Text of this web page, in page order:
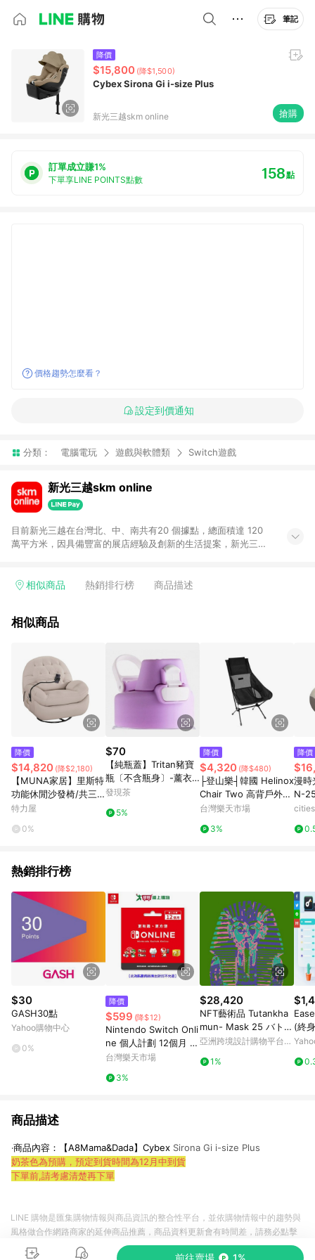
筆記
降價
$15,800 (降$1,500)
Cybex Sirona Gi i-size Plus
新光三越skm online 搶購
訂單成立賺1%
下單享LINE POINTS點數 158點
價格趨勢怎麼看？
設定到價通知
分類： 電腦電玩 遊戲與軟體類 Switch遊戲
新光三越skm online
目前新光三越在台灣北、中、南共有20 個據點，總面積達 120
萬平方米，因具備豐富的展店經驗及創新的生活提案，新光三越
理念不斷向前邁進，並善盡企業社會責任，為人們帶來更愉悅美
相似商品 熱銷排行榜 商品描述
相似商品
降價
$14,820 (降$2,180)
【MUNA家居】里斯特
功能休閒沙發椅/共三
色/米色/深灰色/橘色米
特力屋
0%
$70
【純瓶蓋】Tritan豬寶
瓶〔不含瓶身〕-薰衣
草紫款
發現茶
5%
降價
$4,320 (降$480)
├登山樂┤韓國 Helinox
Chair Two 高背戶外椅
- 純黑 HX-12869R2
台灣樂天市場
3%
降價
漫時
N-
熱銷排行榜
$30
GASH30點
Yahoo購物中心
0%
降價
$599 (降$12)
Nintendo Switch Onli
ne 個人計劃 12個月 實
體序號卡【愛買】
台灣樂天市場
3%
$28,420
NFT藝術品 Tutankha
mun- Mask 25 バトル
シティー Battle City
亞洲跨境設計購物平台
1%
(終
商品描述
‧商品內容： 【A8Mama&Dada】Cybex Sirona Gi i-size Plus
奶茶色為預購，預定到貨時間為12月中到貨
下單前,請考慮清楚再下單
前往賣場 1%
LINE 購物是匯集購物情報與商品資訊的整合性平台，並依購物情報中的趨勢與
風格做合作網路商家的延伸商品推薦，商品資料更新會有時間差，請務必點擊
商品至各合作網路商家，確認現售價與購物條件，一切資訊以合作廠商網頁為